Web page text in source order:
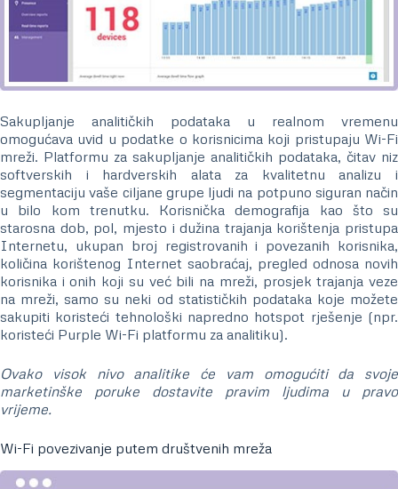
Sakupljanje analitičkih podataka u realnom vremenu
omogućava uvid u podatke o korisnicima koji pristupaju Wi-Fi
mreži. Platformu za sakupljanje analitičkih podataka, čitav niz
softverskih i hardverskih alata za kvalitetnu analizu i
segmentaciju vaše ciljane grupe ljudi na potpuno siguran način
u bilo kom trenutku. Korisnička demografija kao što su
starosna dob, pol, mjesto i dužina trajanja korištenja pristupa
Internetu, ukupan broj registrovanih i povezanih korisnika,
količina korištenog Internet saobraćaj, pregled odnosa novih
korisnika i onih koji su već bili na mreži, prosjek trajanja veze
na mreži, samo su neki od statističkih podataka koje možete
sakupiti koristeći tehnološki napredno hotspot rješenje (npr.
koristeći Purple Wi-Fi platformu za analitiku).
Ovako visok nivo analitike će vam omogućiti da svoje
marketinške poruke dostavite pravim ljudima u pravo
vrijeme.
Wi-Fi povezivanje putem društvenih mreža